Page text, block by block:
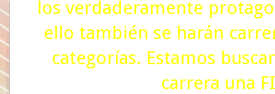
los verdaderamente
ello también se harán
categorías. Estamos
carrera una